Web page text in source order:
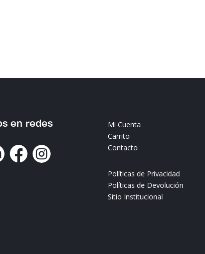
en redes
 
Mi Cuenta
Carrito
Contacto
Políticas de Privacidad
Políticas de Devolución
Sitio Institucional